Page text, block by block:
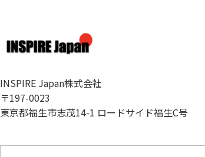
INSPIRE Japan株式会社
〒197-0023
東京都福生市志茂14-1 ロードサイド福生C号